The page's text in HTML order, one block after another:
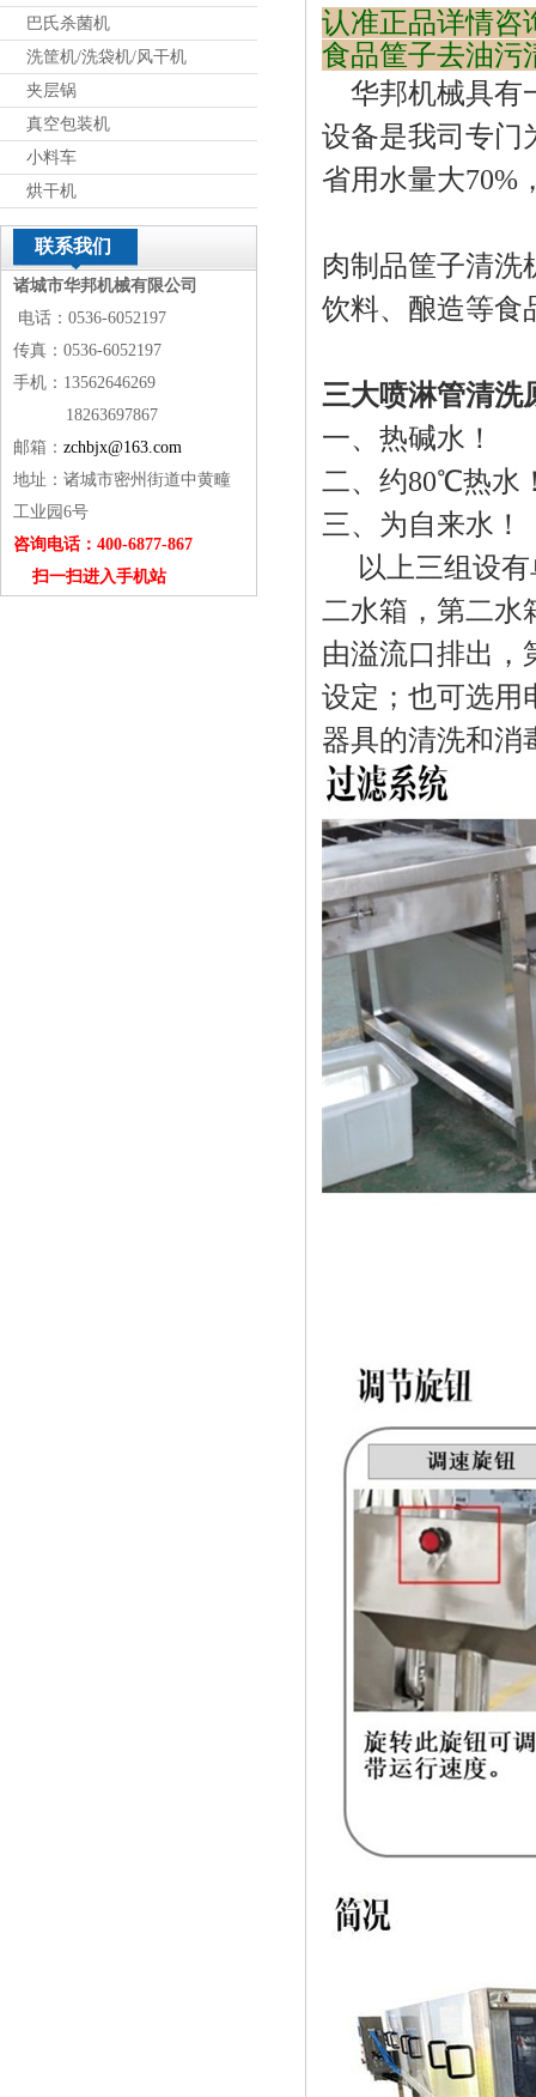
巴氏杀菌机
洗筐机/洗袋机/风干机
夹层锅
真空包装机
小料车
烘干机
联系我们
诸城市华邦机械有限公司
电话：0536-6052197
传真：0536-6052197
手机：13562646269
18263697867
邮箱： zchbjx@163.com
地址：诸城市密州街道中黄疃
工业园6号
咨询电话：400-6877-867
扫一扫进入手机站
认准正品详情咨
食品筐子去油污
华邦机械具有
设备是我司专门
省用水量大70%
肉制品筐子清洗
饮料、酿造等食
三大喷淋管清洗
一、热碱水！
二、约80℃热水
三、为自来水！
以上三组设有
二水箱，第二水
由溢流口排出
设定；也可选用
器具的清洗和消